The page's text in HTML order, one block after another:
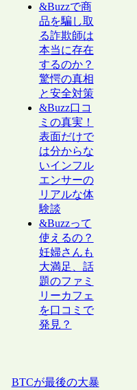
&Buzzで商
品を騙し取
る詐欺師は
本当に存在
するのか？
驚愕の真相
と安全対策
&Buzz口コ
ミの真実！
表面だけで
は分からな
いインフル
エンサーの
リアルな体
験談
&Buzzって
使えるの？
妊婦さんも
大満足、話
題のファミ
リーカフェ
を口コミで
発見？
BTCが最後の大暴